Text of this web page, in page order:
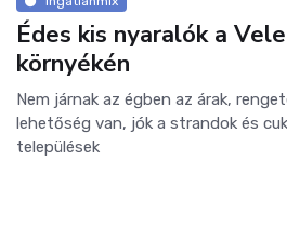
Édes kis nyaralók a
környékén
Nem járnak az égben az árak,
lehetőség van, jók a strandok és
települések